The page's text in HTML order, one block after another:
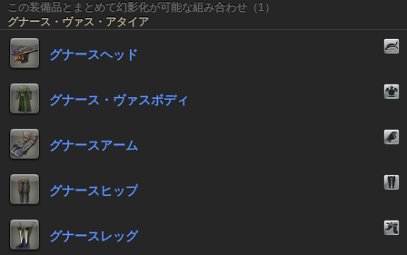
この装備品とまとめて幻影化が可能な組み合わせ（1）
グナース・ヴァス・アタイア
グナースヘッド
グナース・ヴァスボディ
グナースアーム
グナースヒップ
グナースレッグ